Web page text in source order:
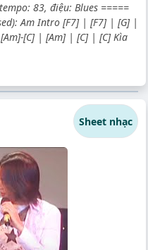
83, điệu: Blues =====
Am Intro [F7] | [F7] | [G] |
[C] | [Am] | [C] | [C] Kìa
Sheet nhạc